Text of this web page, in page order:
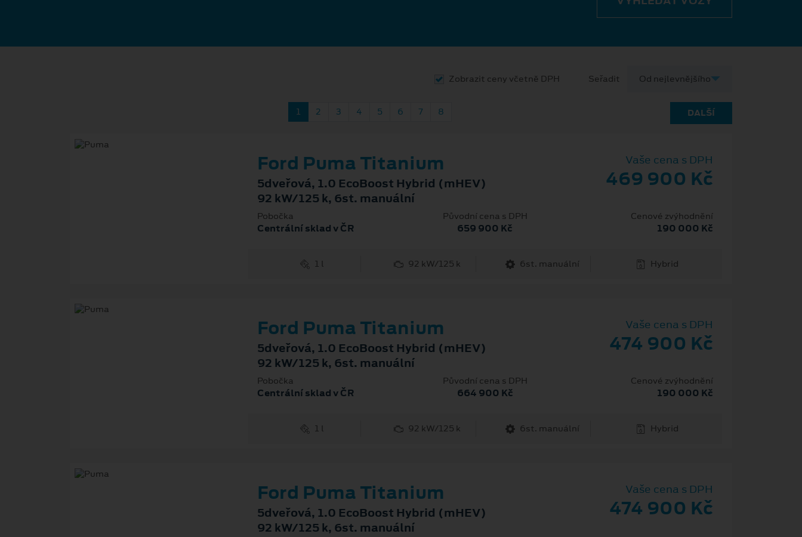
Zobrazit ceny včetně DPH Seřadit
1 2 3 4 5 6 7 8 DALŠÍ
Ford Puma Titanium
5dveřová, 1.0 EcoBoost Hybrid (mHEV)
92 kW/125 k, 6st. manuální
Vaše cena s DPH
469 900 Kč
Pobočka
Centrální sklad v ČR
Původní cena s DPH
659 900 Kč
Cenové zvýhodnění
190 000 Kč
1 l 92 kW/125 k 6st. manuální Hybrid
Ford Puma Titanium
5dveřová, 1.0 EcoBoost Hybrid (mHEV)
92 kW/125 k, 6st. manuální
Vaše cena s DPH
474 900 Kč
Pobočka
Centrální sklad v ČR
Původní cena s DPH
664 900 Kč
Cenové zvýhodnění
190 000 Kč
1 l 92 kW/125 k 6st. manuální Hybrid
Ford Puma Titanium
5dveřová, 1.0 EcoBoost Hybrid (mHEV)
92 kW/125 k, 6st. manuální
Vaše cena s DPH
474 900 Kč